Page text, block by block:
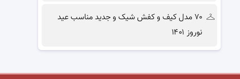
۷۰ مدل کیف و کفش شیک و جدید مناسب عید
نوروز ۱۴۰۱